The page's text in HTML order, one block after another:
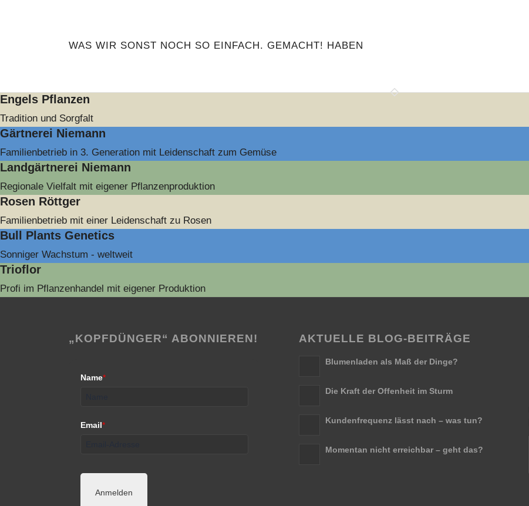
WAS WIR SONST NOCH SO EINFACH. GEMACHT! HABEN
Engels Pflanzen
Tradition und Sorgfalt
Gärtnerei Niemann
Familienbetrieb in 3. Generation mit Leidenschaft zum Gemüse
Landgärtnerei Niemann
Regionale Vielfalt mit eigener Pflanzenproduktion
Rosen Röttger
Familienbetrieb mit einer Leidenschaft zu Rosen
Bull Plants Genetics
Sonniger Wachstum - weltweit
Trioflor
Profi im Pflanzenhandel mit eigener Produktion
„KOPFDÜNGER“ ABONNIEREN!
Name*
Email*
Anmelden
AKTUELLE BLOG-BEITRÄGE
Blumenladen als Maß der Dinge?
Die Kraft der Offenheit im Sturm
Kundenfrequenz lässt nach – was tun?
Momentan nicht erreichbar – geht das?